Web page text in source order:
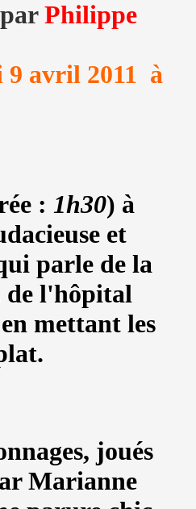
Philippe
9 avril 2011 à
: 1h30) à
et
parle de la
de l'hôpital
mettant les
joués
Marianne
2017 des
scopitone "PATRICIA"
Trianon : compte rendu.
et CHRISSIE HYNDE
Benjamin Schoos et Chris
2016 a DOMONT (95) :
FRANCE ET LES
aux RENDEZ VOUS D
le 25 mars 2016 a l
2015 a LA
du soir" en 1981) par